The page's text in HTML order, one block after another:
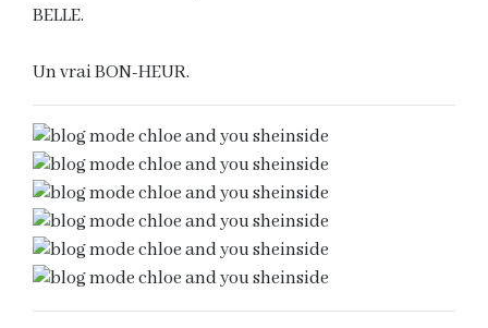
BELLE.
Un vrai BON-HEUR.